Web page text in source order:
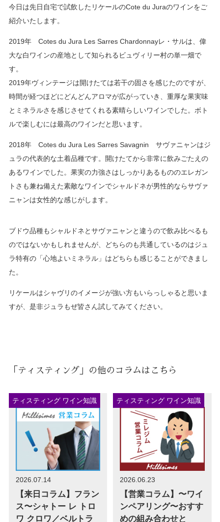
今日は先日自宅で試飲したリケールのCote du Juraのワインをご
紹介いたします。
2019年 Cotes du Jura Les Sarres Chardonnayレ・サルは、偉
大な白ワインの産地として知られるビュヴィリー村の単一畑で
す。
2019年ヴィンテージは開けたては若干の固さを感じたのですが、
時間が経つほどにどんどんアロマが広がっていき、重厚な果実味
とミネラルさを感じさせてくれる素晴らしいワインでした。ボト
ルで楽しむには最高のワインだと思います。
2018年 Cotes du Jura Les Sarres Savagnin サヴァニャンはジ
ュラの代表的な土着品種です。開けたてから非常に飲みごたえの
あるワインでした。果実の力強さはしっかりあるもののエレガン
トさも兼ね備えた素敵なワインでシャルドネが男性的ならサヴァ
ニャンは女性的な感じがします。
ブドウ品種もシャルドネとサヴァニャンと違うので飲み比べるも
のではないかもしれませんが、どちらのも共通しているのはジュ
ラ特有の「心地よいミネラル」はどちらも感じることができまし
た。
リケールはシャヴリのイメージが強い方もいらっしゃると思いま
すが、是非ジュラもぜ皆さん試してみてください。
「ティスティング」の他のコラムはこちら
ティスティング ワイン知識
2026.07.14
【来日コラム】フラン
ス〜シャトー レ トロ
ワ クロワ／ベルトラ
ティスティング ワイン知識
2026.06.23
【営業コラム】〜ワイ
ンペアリング〜おすす
めの組み合わせと